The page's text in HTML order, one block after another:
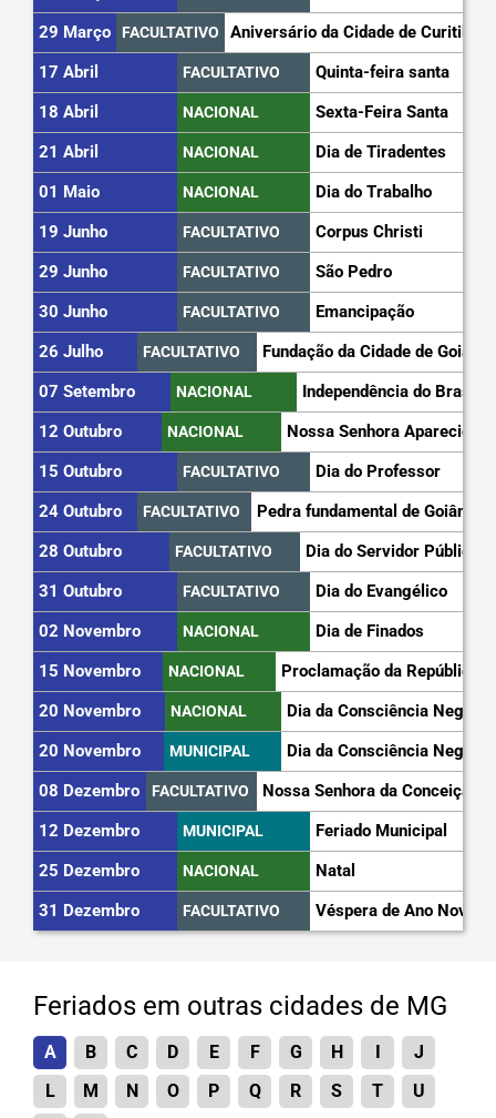
29 Março
FACULTATIVO
Aniversário da Cidade de Curitiba
17 Abril
FACULTATIVO
Quinta-feira santa
18 Abril
NACIONAL
Sexta-Feira Santa
21 Abril
NACIONAL
Dia de Tiradentes
01 Maio
NACIONAL
Dia do Trabalho
19 Junho
FACULTATIVO
Corpus Christi
29 Junho
FACULTATIVO
São Pedro
30 Junho
FACULTATIVO
Emancipação
26 Julho
FACULTATIVO
Fundação da Cidade de Goiás
07 Setembro
NACIONAL
Independência do Brasil
12 Outubro
NACIONAL
Nossa Senhora Aparecida
15 Outubro
FACULTATIVO
Dia do Professor
24 Outubro
FACULTATIVO
Pedra fundamental de Goiânia
28 Outubro
FACULTATIVO
Dia do Servidor Público
31 Outubro
FACULTATIVO
Dia do Evangélico
02 Novembro
NACIONAL
Dia de Finados
15 Novembro
NACIONAL
Proclamação da República
20 Novembro
NACIONAL
Dia da Consciência Negra
20 Novembro
MUNICIPAL
Dia da Consciência Negra
08 Dezembro
FACULTATIVO
Nossa Senhora da Conceição
12 Dezembro
MUNICIPAL
Feriado Municipal
25 Dezembro
NACIONAL
Natal
31 Dezembro
FACULTATIVO Véspera de Ano Novo
Feriados em outras cidades de MG
A B C D E F G H I
J
L
M N O P Q R S T
U